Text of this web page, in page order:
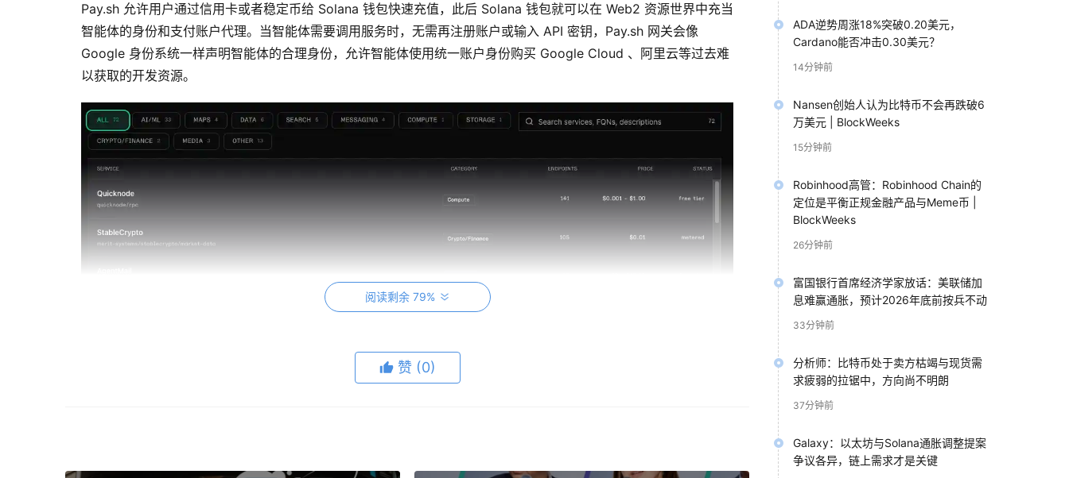
Pay.sh 允许用户通过信用卡或者稳定币给 Solana 钱包快速充值，此后 Solana 钱包就可以在 Web2 资源世界中充当
智能体的身份和支付账户代理。当智能体需要调用服务时，无需再注册账户或输入 API 密钥，Pay.sh 网关会像
Google 身份系统一样声明智能体的合理身份，允许智能体使用统一账户身份购买 Google Cloud 、阿里云等过去难
以获取的开发资源。
阅读剩余 79%
赞 (0)
ADA逆势周涨18%突破0.20美元，
Cardano能否冲击0.30美元？
14分钟前
Nansen创始人认为比特币不会再跌破6
万美元 | BlockWeeks
15分钟前
Robinhood高管：Robinhood Chain的
定位是平衡正规金融产品与Meme币 |
BlockWeeks
26分钟前
富国银行首席经济学家放话：美联储加
息难赢通胀，预计2026年底前按兵不动
33分钟前
分析师：比特币处于卖方枯竭与现货需
求疲弱的拉锯中，方向尚不明朗
37分钟前
Galaxy：以太坊与Solana通胀调整提案
争议各异，链上需求才是关键